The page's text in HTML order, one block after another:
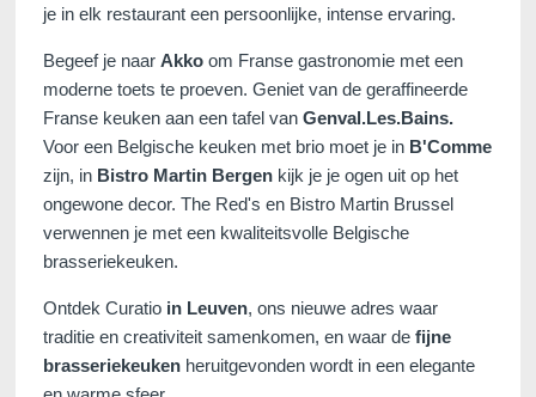
je in elk restaurant een persoonlijke, intense ervaring.
Begeef je naar Akkoom Franse gastronomie met een
moderne toets te proeven. Geniet van de geraffineerde
Franse keuken aan een tafel van Genval.Les.Bains.
Voor een Belgische keuken met brio moet je in B'Comme
zijn, in Bistro Martin Bergenkijk je je ogen uit op het
ongewone decor. The Red's en Bistro Martin Brussel
verwennen je met een kwaliteitsvolle Belgische
brasseriekeuken.
Ontdek Curatio in Leuven, ons nieuwe adres waar
traditie en creativiteit samenkomen, en waar de fijne
brasseriekeukenheruitgevonden wordt in een elegante